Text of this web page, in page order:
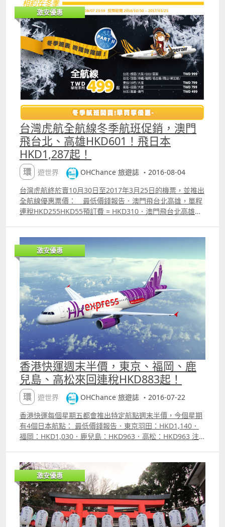
一兩日出發都有平，聖誕新年就唔見有平飛；．回歸假都有
平飛，但如果踩到聖誕先返就要貴d；．岡山、米子、宮崎
都是港航獨家，最抵玩；．沖繩不在是次優惠名單中；．除
東京、大阪、札幌用A330外，其他航點都是用A320執
飛；．香港官網要在8月22日0時才開賣，如果想在官網買飛
就要再等一下。 附加資訊 ．香港航空票價已包括機上餐飲
及20KG托運行李額；．香港航空可以乘搭機場船直接由澳
門到香港機場海天客運碼頭 checkin 並獲退HKD120 香港離
境稅。 附註：上述最低價錢為航空公司公告之最優惠價
格，或本站能找到的最低價格；每一航班有否優惠票價及所
存票量由航空公司決定，優惠票量有限售完即止。 【促銷公
司】香港航空（Hong Kong Airlines）【搭乘日期】8月29
日至2017年3月25日【販賣時間】已開賣，至8月31日
2359【最長停留】7天【航班限制】12月21日至31
日 1月26日至2月17日不適用 米子
線出發日期至10月29日【預訂網址】
httpohchance.inforefzuji 價錢 Sample ndash; 香港飛岡
激安優惠
台灣虎航全航線冬季航班促銷，澳門
飛台北、高雄HKD601！飛日本
HKD1,287起！
環遊世界
OHChance 旅遊誌 ・2016-08-04
台灣虎航終於賣10月30日至2017年3月25日的機票，並推出
全航線優惠票價： 最低價錢報告．澳門飛台北高雄，單程
連稅HKD255HKD55預訂費 = HKD310．澳門飛台北高雄，
TWD1,214．台北高雄飛澳門，來回連稅
TWD2,079TWD430預訂費 = TWD2,509 另外虎航是次為
全航線優惠，澳門經台灣轉飛日本航線都有特價： 沖繩：
來回連稅HKD809，連同tigerconnect 及預訂費，埋單
HKD1,287大阪：來回連稅HKD1,049.92，連同
tigerconnect 及預訂費，埋單HKD1,527.92東京：來回連稅
HKD930.91，連同tigerconnect 及預訂費，埋單
HKD1,408.91名古屋：來回連稅HKD923.61，連同
tigerconnect 及預訂費，埋單HKD1,401.61福岡：來回連稅
HKD806..81，連同tigerconnect 及預訂費，埋單
HKD1,284.81函館：來回連稅HKD828，連同tigerconnect
及預訂費，埋單HKD1,306仙台：來回連稅HKD828，連同
tigerconnect 及預訂費，埋單HKD1,306 岡山暫時仍不能
直接買轉機。 重點資訊．虎航精左，回歸、聖誕、跨年、
新年沒有平飛；．其他時間平飛量都充足，但12月中至1月
初沒有；．高雄冬季班表刪減了星期三、六的航班；．高雄
平飛較多；．如果沒有行李需求，虎航呢個優惠值得考
慮；．如果有行李需求，澳門航空目前的台灣120天早鳥票
來回連稅不用一千可能比較適合。 附加資訊．台灣虎航票
灣航線每一單程行李價格可至以下查閱：
httpohnote.ohchance.infop=1528#IT 【促銷公司】台灣
虎航（Tigerair Taiwan）【搭乘日期】10月30日至2017年
3月25日【販賣時間】已開賣，至8月7日2359【最長停留】
沒有【航班限制】沒有【預訂網址】
httpohchance.inforeftigerair 價錢Sample ndash; 澳門飛
台北來回連稅HKD490.99（未包每人HKD110預訂費）
激安優惠
香港快運週末半價，東京、福岡、鹿
兒島、高松來回連稅HKD883起！
環遊世界
OHChance 旅遊誌 ・2016-07-22
香港快運每個星期五都會推出特定航點週末半價，今個星期
有4個日本航點： 最低價錢報告．東京羽田：HKD1,140．
福岡：HKD1,030．鹿兒島：HKD963．高松：HKD963 注
稅項。 重點資訊．今次優惠價票數目不錯，當然十一大假無
平，9月想飛值得考慮； ．最有看頭是高松，始終是直飛四
國； ．如果想去福岡記得睇睇澳航個promo 先（參閱：
httpohchance.infop=4913），抵玩過快運； ．此優惠可
以不同點來回，例如福岡入鹿兒島出，利用 ldquo;多城市
rdquo; 功能即可。 附加資訊．在官網搜價頁面勾選 ldquo;
激安優惠